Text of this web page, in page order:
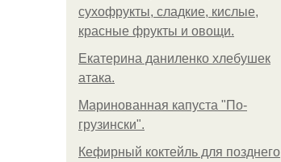
сухофрукты, сладкие, кислые,
красные фрукты и овощи.
Екатерина даниленко хлебушек
атака.
Маринованная капуста "По-
грузински".
Кефирный коктейль для позднего